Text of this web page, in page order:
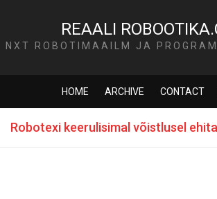
REAALI
NXT ROBOTIMAAILM JA
HOME ARCHIVE CONTACT